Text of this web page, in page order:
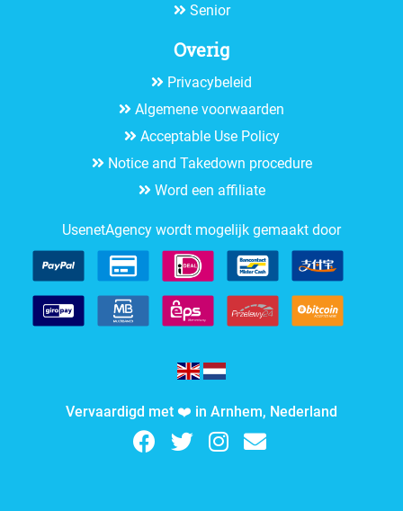
Senior
Overig
Privacybeleid
Algemene voorwaarden
Acceptable Use Policy
Notice and Takedown procedure
Word een affiliate
UsenetAgency wordt mogelijk gemaakt door
Vervaardigd met ❤️ in Arnhem, Nederland